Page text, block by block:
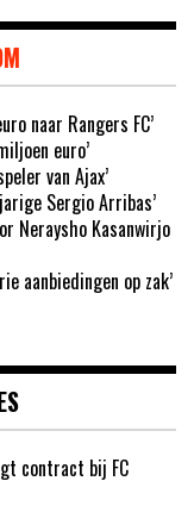
naar Rangers FC’
euro’
van Ajax’
Sergio Arribas’
Neraysho Kasanwirjo
aanbiedingen op zak’
contract bij FC